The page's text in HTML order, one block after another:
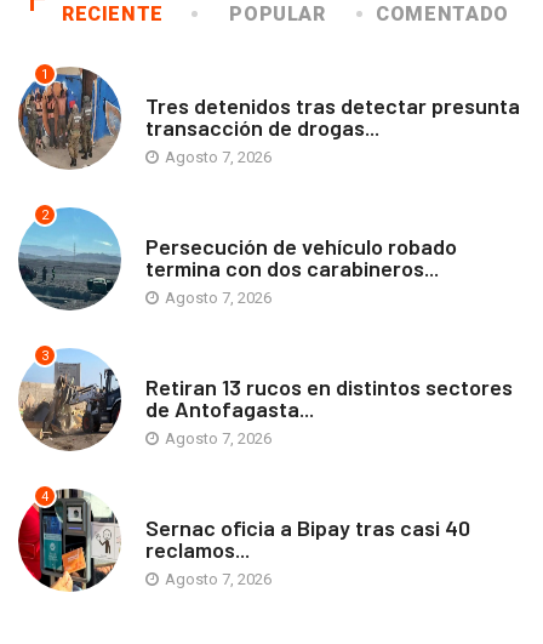
RECIENTE POPULAR COMENTADO
1
Tres detenidos tras detectar presunta
transacción de drogas...
Agosto 7, 2026
2
Persecución de vehículo robado
termina con dos carabineros...
Agosto 7, 2026
3
Retiran 13 rucos en distintos sectores
de Antofagasta...
Agosto 7, 2026
4
Sernac oficia a Bipay tras casi 40
reclamos...
Agosto 7, 2026